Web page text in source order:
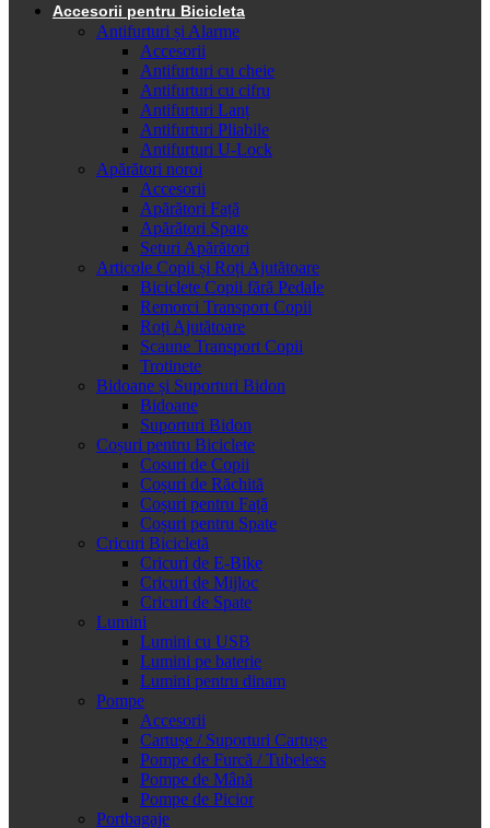
Accesorii pentru Bicicleta
Antifurturi și Alarme
Accesorii
Antifurturi cu cheie
Antifurturi cu cifru
Antifurturi Lanț
Antifurturi Pliabile
Antifurturi U-Lock
Apărători noroi
Accesorii
Apărători Față
Apărători Spate
Seturi Apărători
Articole Copii și Roți Ajutătoare
Biciclete Copii fără Pedale
Remorci Transport Copii
Roți Ajutătoare
Scaune Transport Copii
Trotinete
Bidoane și Suporturi Bidon
Bidoane
Suporturi Bidon
Coșuri pentru Biciclete
Cosuri de Copii
Coșuri de Răchită
Coșuri pentru Față
Coșuri pentru Spate
Cricuri Bicicletă
Cricuri de E-Bike
Cricuri de Mijloc
Cricuri de Spate
Lumini
Lumini cu USB
Lumini pe baterie
Lumini pentru dinam
Pompe
Accesorii
Cartușe / Suporturi Cartușe
Pompe de Furcă / Tubeless
Pompe de Mână
Pompe de Picior
Portbagaje